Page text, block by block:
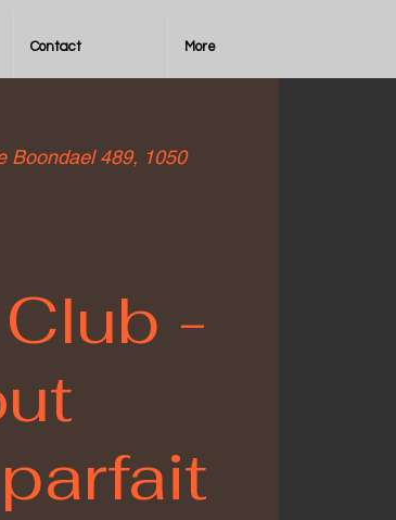
Contact More
Boondael 489, 1050
-